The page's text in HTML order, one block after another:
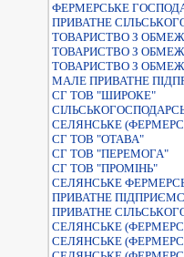
ФЕРМЕРСЬКЕ
ПРИВАТНЕ
ТОВАРИСТВО З
ТОВАРИСТВО З
ТОВАРИСТВО З
МАЛЕ ПРИВАТНЕ
СГ ТОВ "ШИРОКЕ"
СЕЛЯНСЬКЕ
СГ ТОВ "ОТАВА"
СГ ТОВ "ПЕРЕМОГА"
СГ ТОВ "ПРОМІНЬ"
СЕЛЯНСЬКЕ
ПРИВАТНЕ
ПРИВАТНЕ
СЕЛЯНСЬКЕ
СЕЛЯНСЬКЕ